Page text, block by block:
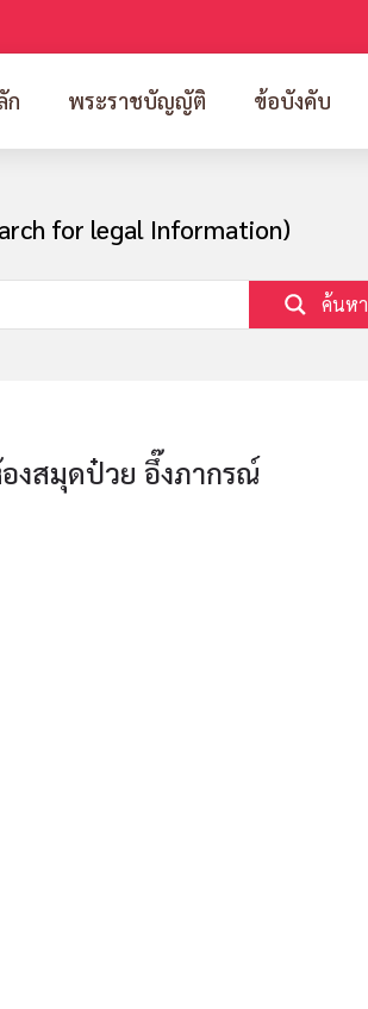
ก พระราชบัญญัติ ข้อบังคับ
for legal Information)
ค้นหา
งสมุดป๋วย อึ๊งภากรณ์